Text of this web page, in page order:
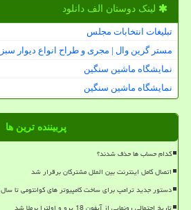
لینک دوستان الف دانلود
تبلیغات انتخابات مجلس
مستر گرین وال | مجری و طراح انواع دیوار سبز
نمایشگاه ماشین سنگین
نمایشگاه ماشین سنگین
پربیننده ترین ها
کدام حساب ها حذف شدند؟
اتصال کامل اینترنت بین الملل مشترکان برقرار شد
دستور جدید ترامپ برای ساخت کامپیوتر های کوانتومی تا سال 2028